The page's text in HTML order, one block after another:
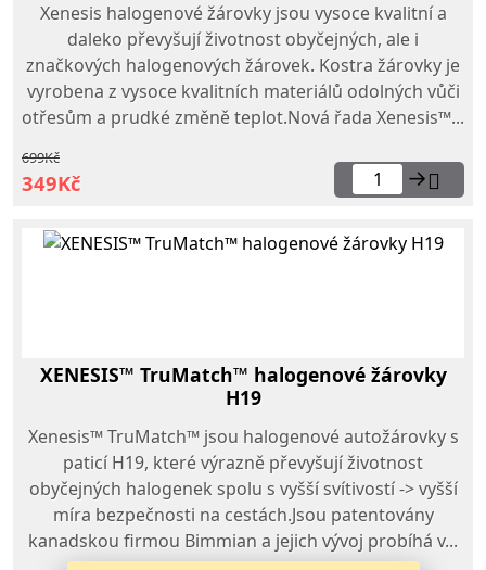
Xenesis halogenové žárovky jsou vysoce kvalitní a
daleko převyšují životnost obyčejných, ale i
značkových halogenových žárovek. Kostra žárovky je
vyrobena z vysoce kvalitních materiálů odolných vůči
otřesům a prudké změně teplot.Nová řada Xenesis™...
699Kč
349Kč →
XENESIS™ TruMatch™ halogenové žárovky
H19
Xenesis™ TruMatch™ jsou halogenové autožárovky s
paticí H19, které výrazně převyšují životnost
obyčejných halogenek spolu s vyšší svítivostí -> vyšší
míra bezpečnosti na cestách.Jsou patentovány
kanadskou firmou Bimmian a jejich vývoj probíhá v...